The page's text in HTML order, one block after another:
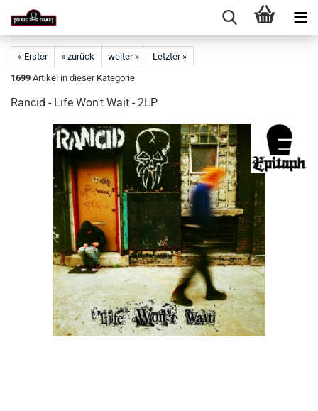
« Erster « zurück weiter »
Letzter »
1699 Artikel in dieser Kategorie
Rancid - Life Won't Wait - 2LP